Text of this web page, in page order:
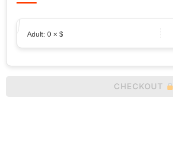
Adult: 0 × $
CHECKOUT